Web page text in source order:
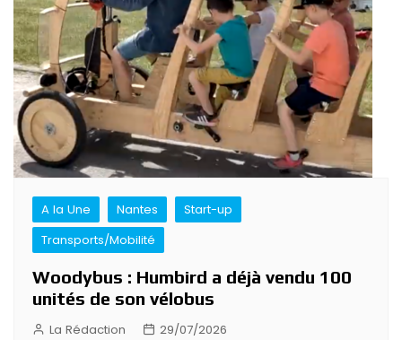
A la Une Nantes
Start-up
Transports/Mobilité
Woodybus : Humbird a déjà vendu 100
unités de son vélobus
La Rédaction 29/07/2026